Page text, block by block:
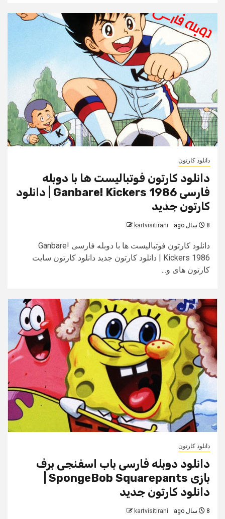
دانلود کارتون
دانلود کارتون فوتبالیست ها با دوبله
فارسی Ganbare! Kickers 1986 | دانلود
کارتون جدید
8 سال ago kartvisitirani
دانلود کارتون فوتبالیست ها با دوبله فارسی Ganbare!
Kickers 1986 | دانلود کارتون جدید دانلود کارتون سایت
کارتون های و...
دانلود کارتون
دانلود دوبله فارسی باب اسفنجی برف
دانلود کارتون جدید
8 سال ago kartvisitirani